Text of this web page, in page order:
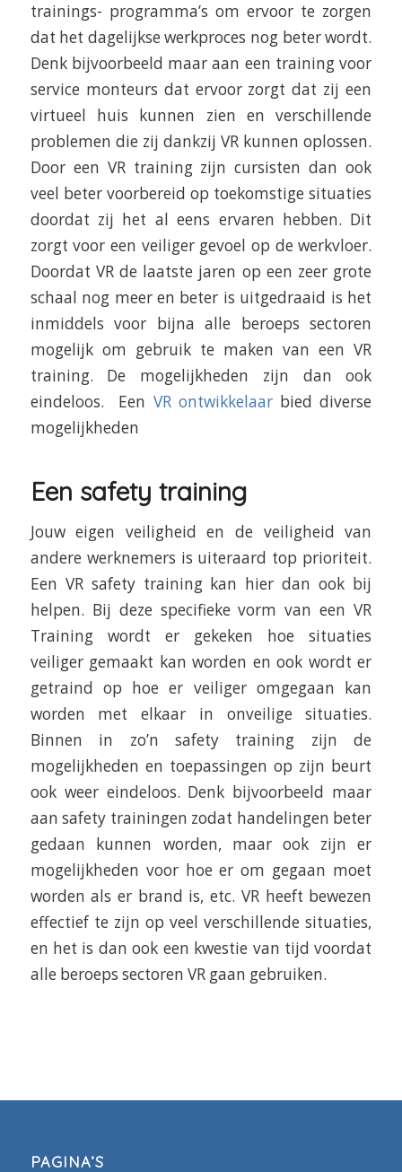
trainings- programma’s om ervoor te zorgen
dat het dagelijkse werkproces nog beter wordt.
Denk bijvoorbeeld maar aan een training voor
service monteurs dat ervoor zorgt dat zij een
virtueel huis kunnen zien en verschillende
problemen die zij dankzij VR kunnen oplossen.
Door een VR training zijn cursisten dan ook
veel beter voorbereid op toekomstige situaties
doordat zij het al eens ervaren hebben. Dit
zorgt voor een veiliger gevoel op de werkvloer.
Doordat VR de laatste jaren op een zeer grote
schaal nog meer en beter is uitgedraaid is het
inmiddels voor bijna alle beroeps sectoren
mogelijk om gebruik te maken van een VR
training. De mogelijkheden zijn dan ook
eindeloos. Een VR ontwikkelaarbied diverse
mogelijkheden
Een safety training
Jouw eigen veiligheid en de veiligheid van
andere werknemers is uiteraard top prioriteit.
Een VR safety training kan hier dan ook bij
helpen. Bij deze specifieke vorm van een VR
Training wordt er gekeken hoe situaties
veiliger gemaakt kan worden en ook wordt er
getraind op hoe er veiliger omgegaan kan
worden met elkaar in onveilige situaties.
Binnen in zo’n safety training zijn de
mogelijkheden en toepassingen op zijn beurt
ook weer eindeloos. Denk bijvoorbeeld maar
aan safety trainingen zodat handelingen beter
gedaan kunnen worden, maar ook zijn er
mogelijkheden voor hoe er om gegaan moet
worden als er brand is, etc. VR heeft bewezen
effectief te zijn op veel verschillende situaties,
en het is dan ook een kwestie van tijd voordat
alle beroeps sectoren VR gaan gebruiken.
PAGINA’S